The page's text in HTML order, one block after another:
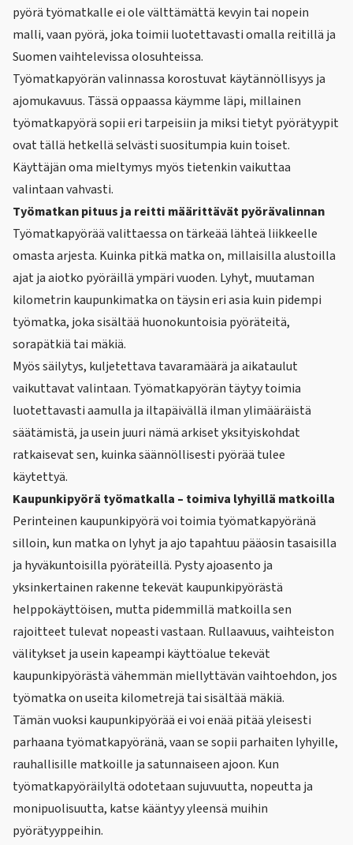
pyörä työmatkalle ei ole välttämättä kevyin tai nopein
malli, vaan pyörä, joka toimii luotettavasti omalla reitillä ja
Suomen vaihtelevissa olosuhteissa.
Työmatkapyörän valinnassa korostuvat käytännöllisyys ja
ajomukavuus. Tässä oppaassa käymme läpi, millainen
työmatkapyörä sopii eri tarpeisiin ja miksi tietyt pyörätyypit
ovat tällä hetkellä selvästi suositumpia kuin toiset.
Käyttäjän oma mieltymys myös tietenkin vaikuttaa
valintaan vahvasti.
Työmatkan pituus ja reitti määrittävät pyörävalinnan
Työmatkapyörää valittaessa on tärkeää lähteä liikkeelle
omasta arjesta. Kuinka pitkä matka on, millaisilla alustoilla
ajat ja aiotko pyöräillä ympäri vuoden. Lyhyt, muutaman
kilometrin kaupunkimatka on täysin eri asia kuin pidempi
työmatka, joka sisältää huonokuntoisia pyöräteitä,
sorapätkiä tai mäkiä.
Myös säilytys, kuljetettava tavaramäärä ja aikataulut
vaikuttavat valintaan. Työmatkapyörän täytyy toimia
luotettavasti aamulla ja iltapäivällä ilman ylimääräistä
säätämistä, ja usein juuri nämä arkiset yksityiskohdat
ratkaisevat sen, kuinka säännöllisesti pyörää tulee
käytettyä.
Kaupunkipyörä työmatkalla – toimiva lyhyillä matkoilla
Perinteinen kaupunkipyörävoi toimia työmatkapyöränä
silloin, kun matka on lyhyt ja ajo tapahtuu pääosin tasaisilla
ja hyväkuntoisilla pyöräteillä. Pysty ajoasento ja
yksinkertainen rakenne tekevät kaupunkipyörästä
helppokäyttöisen, mutta pidemmillä matkoilla sen
rajoitteet tulevat nopeasti vastaan. Rullaavuus, vaihteiston
välitykset ja usein kapeampi käyttöalue tekevät
kaupunkipyörästä vähemmän miellyttävän vaihtoehdon, jos
työmatka on useita kilometrejä tai sisältää mäkiä.
Tämän vuoksi kaupunkipyörää ei voi enää pitää yleisesti
parhaana työmatkapyöränä, vaan se sopii parhaiten lyhyille,
rauhallisille matkoille ja satunnaiseen ajoon. Kun
työmatkapyöräilyltä odotetaan sujuvuutta, nopeutta ja
monipuolisuutta, katse kääntyy yleensä muihin
pyörätyyppeihin.